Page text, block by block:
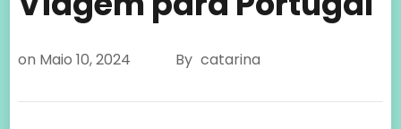
bem-estar durante a estadia no país.
nesse aspecto, oferecendo proteção